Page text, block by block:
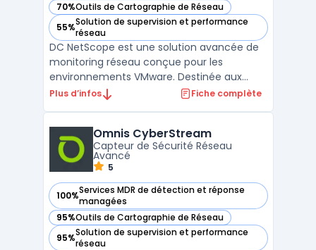
70%Outils de Cartographie de Réseau
— voir DC Netscope dans cette catégorie
55%Solution de supervision et performance
réseau
— voir DC Netscope dans cette catégorie
DC NetScope est une solution avancée de
monitoring réseau conçue pour les
environnements VMware. Destinée aux
équipes IT et aux administrateurs réseaux,
ainsi d’analyser les performances, identifier
les goule ...
Plus d’infos Fiche complète
Omnis CyberStream
Capteur de Sécurité Réseau
Avancé
5
100%Services MDR de détection et réponse
managées
— voir Omnis CyberStream dans cette catégorie
95%Outils de Cartographie de Réseau
— voir Omnis CyberStream dans cette catégorie
95%Solution de supervision et performance
réseau
— voir Omnis CyberStream dans cette catégorie